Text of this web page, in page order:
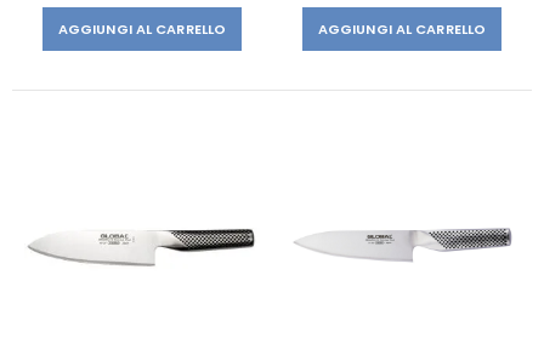
AGGIUNGI AL CARRELLO AGGIUNGI AL CARRELLO